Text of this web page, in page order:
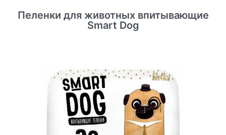
Пеленки для животных впитывающие
Smart Dog